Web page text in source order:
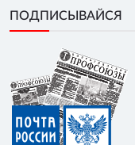
ПОДПИСЫВАЙСЯ